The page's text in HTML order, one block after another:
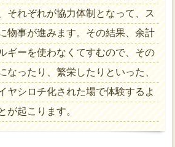
それぞれが協力体制となって、ス
物事が進みます。その結果、余計
ギーを使わなくてすむので、その
なったり、繁栄したりといった、
ヤシロチ化された場で体験するよ
が起こります。